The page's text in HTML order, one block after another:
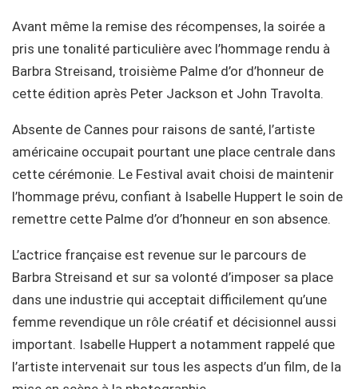
Avant même la remise des récompenses, la soirée a
pris une tonalité particulière avec l’hommage rendu à
Barbra Streisand, troisième Palme d’or d’honneur de
cette édition après Peter Jackson et John Travolta.
Absente de Cannes pour raisons de santé, l’artiste
américaine occupait pourtant une place centrale dans
cette cérémonie. Le Festival avait choisi de maintenir
l’hommage prévu, confiant à Isabelle Huppert le soin de
remettre cette Palme d’or d’honneur en son absence.
L’actrice française est revenue sur le parcours de
Barbra Streisand et sur sa volonté d’imposer sa place
dans une industrie qui acceptait difficilement qu’une
femme revendique un rôle créatif et décisionnel aussi
important. Isabelle Huppert a notamment rappelé que
l’artiste intervenait sur tous les aspects d’un film, de la